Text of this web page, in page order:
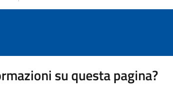
su questa pagina?